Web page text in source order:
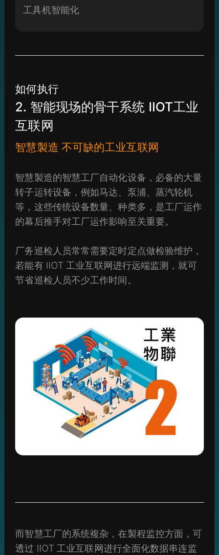
工具机智能化
如何执行
2. 智能现场的骨干系统 IIOT工业
互联网
智慧製造 不可缺的工业互联网
智慧製造的智慧工厂自动化设备，必备的大量
转子运转设备，例如马达、泵浦、蒸汽轮机
等，这些传统设备数量、种类多，是工厂运作
的幕后推手对工厂运作影响至关重要。
厂务巡检人员常常需要定时定点做检验维护，
若能有 IIOT 工业互联网进行远端监测，就可
节省巡检人员不少工作时间。
而智慧工厂的系统複杂，在製程监控方面，可
透过 IIOT 工业互联网进行全面化数据串连监